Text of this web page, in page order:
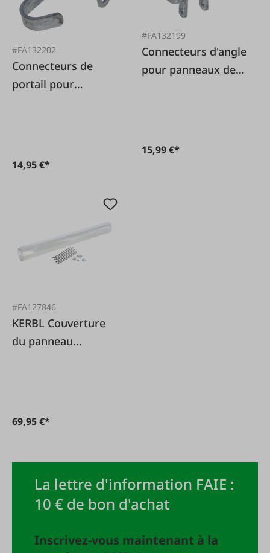
#FA132202
Connecteurs de
portail pour
14,95 €*
#FA132199
Connecteurs d'angle
pour panneaux de
15,99 €*
#FA127846
KERBL Couverture
du panneau
69,95 €*
La lettre d'information FAIE :
10 € de bon d'achat
Inscrivez-vous maintenant à la